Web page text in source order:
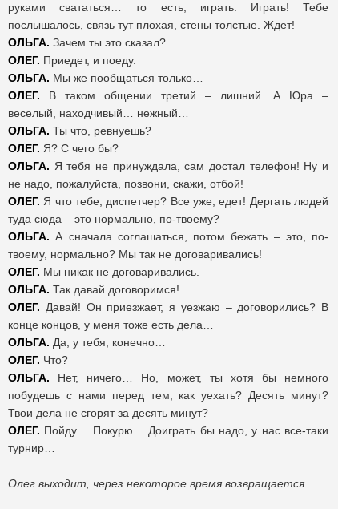
руками свататься… то есть, играть. Играть! Тебе
послышалось, связь тут плохая, стены толстые. Ждет!
ОЛЬГА. Зачем ты это сказал?
ОЛЕГ. Приедет, и поеду.
ОЛЬГА. Мы же пообщаться только…
ОЛЕГ. В таком общении третий – лишний. А Юра –
веселый, находчивый… нежный…
ОЛЬГА. Ты что, ревнуешь?
ОЛЕГ. Я? С чего бы?
ОЛЬГА. Я тебя не принуждала, сам достал телефон! Ну и
не надо, пожалуйста, позвони, скажи, отбой!
ОЛЕГ. Я что тебе, диспетчер? Все уже, едет! Дергать людей
туда сюда – это нормально, по-твоему?
ОЛЬГА. А сначала соглашаться, потом бежать – это, по-
твоему, нормально? Мы так не договаривались!
ОЛЕГ. Мы никак не договаривались.
ОЛЬГА. Так давай договоримся!
ОЛЕГ. Давай! Он приезжает, я уезжаю – договорились? В
конце концов, у меня тоже есть дела…
ОЛЬГА. Да, у тебя, конечно…
ОЛЕГ. Что?
ОЛЬГА. Нет, ничего… Но, может, ты хотя бы немного
побудешь с нами перед тем, как уехать? Десять минут?
Твои дела не сгорят за десять минут?
ОЛЕГ. Пойду… Покурю… Доиграть бы надо, у нас все-таки
турнир…
Олег выходит, через некоторое время возвращается.